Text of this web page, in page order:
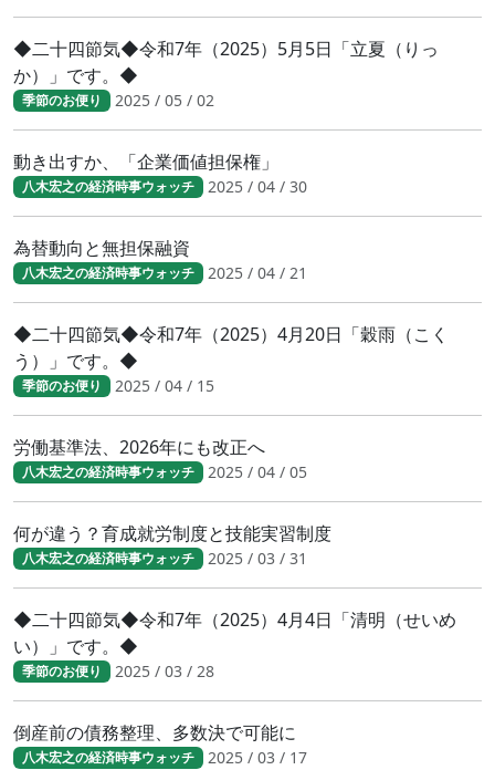
◆二十四節気◆令和7年（2025）5月5日「立夏（りっ
か）」です。◆
季節のお便り 2025 / 05 / 02
動き出すか、「企業価値担保権」
八木宏之の経済時事ウォッチ 2025 / 04 / 30
為替動向と無担保融資
八木宏之の経済時事ウォッチ 2025 / 04 / 21
◆二十四節気◆令和7年（2025）4月20日「穀雨（こく
う）」です。◆
季節のお便り 2025 / 04 / 15
労働基準法、2026年にも改正へ
八木宏之の経済時事ウォッチ 2025 / 04 / 05
何が違う？育成就労制度と技能実習制度
八木宏之の経済時事ウォッチ 2025 / 03 / 31
◆二十四節気◆令和7年（2025）4月4日「清明（せいめ
い）」です。◆
季節のお便り 2025 / 03 / 28
倒産前の債務整理、多数決で可能に
八木宏之の経済時事ウォッチ 2025 / 03 / 17